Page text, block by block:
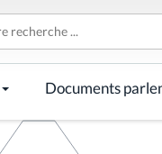
Documents